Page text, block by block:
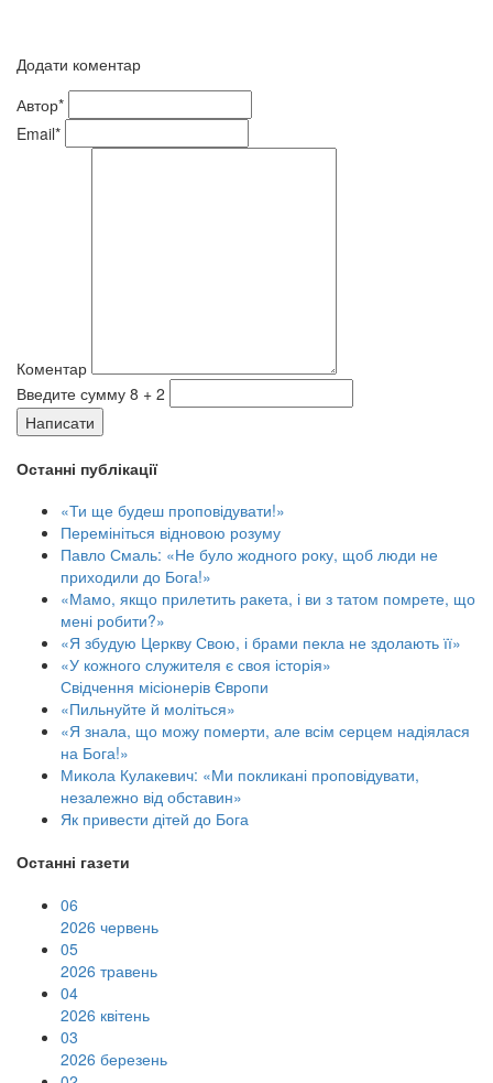
Додати коментар
Автор*
Email*
Коментар
Введите сумму 8 + 2
Написати
Останні публікації
«Ти ще будеш проповідувати!»
Перемініться відновою розуму
Павло Смаль: «Не було жодного року, щоб люди не
приходили до Бога!»
«Мамо, якщо прилетить ракета, і ви з татом помрете, що
мені робити?»
«Я збудую Церкву Свою, і брами пекла не здолають її»
«У кожного служителя є своя історія»
Свідчення місіонерів Європи
«Пильнуйте й моліться»
«Я знала, що можу померти, але всім серцем надіялася
на Бога!»
Микола Кулакевич: «Ми покликані проповідувати,
незалежно від обставин»
Як привести дітей до Бога
Останні газети
06
2026 червень
05
2026 травень
04
2026 квітень
03
2026 березень